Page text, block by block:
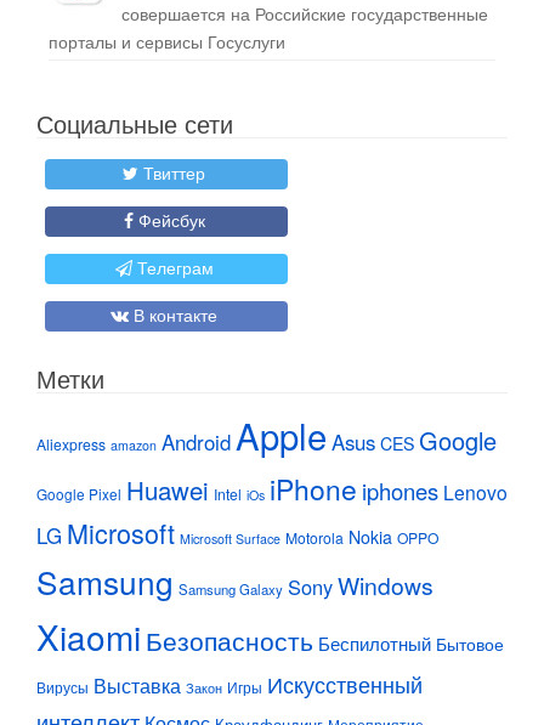
совершается на Российские государственные
порталы и сервисы Госуслуги
Социальные сети
Твиттер
Фейсбук
Телеграм
В контакте
Метки
Aliexpress amazon Android Apple Asus CES Google
Google Pixel Huawei Intel iOs iPhone iphones Lenovo
LG Microsoft Microsoft Surface Motorola Nokia OPPO
Samsung Samsung Galaxy SonyWindows
Xiaomi Безопасность Беспилотный Бытовое
Вирусы Выставка Закон Игры Искусственный